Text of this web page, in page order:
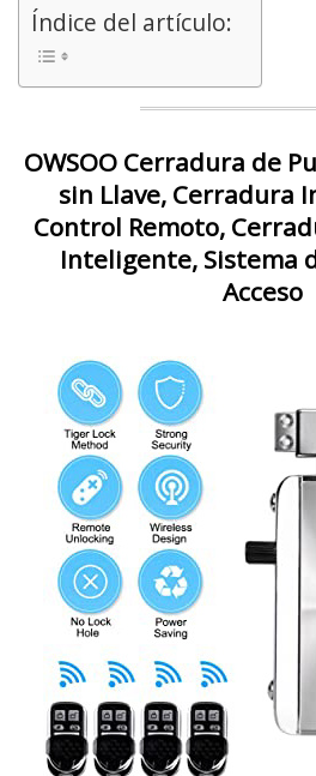
Índice del artículo:
OWSOO Cerradura de
sin Llave, Cerradura
Control Remoto,
Inteligente, Sistema
Acceso